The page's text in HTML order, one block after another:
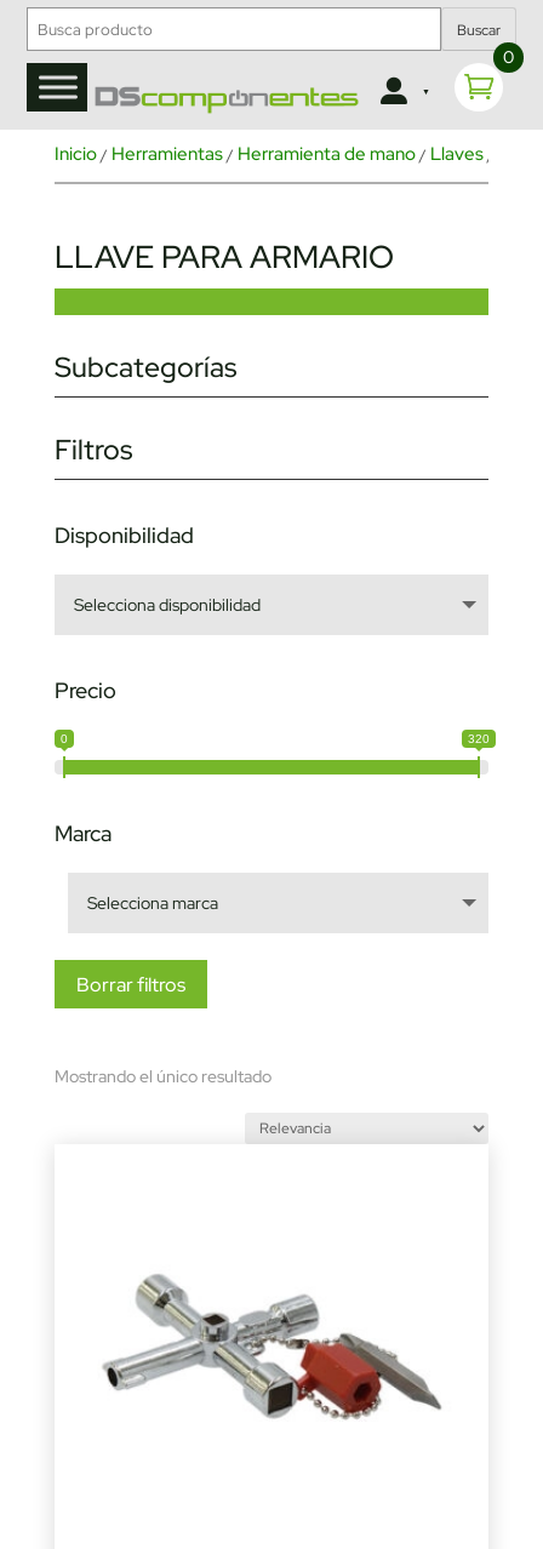
Buscar
0
Inicio/ Herramientas/ Herramienta de mano/ Llaves/ Llave
LLAVE PARA ARMARIO
Subcategorías
Filtros
Disponibilidad
Precio
0 320
Marca
Borrar filtros
Mostrando el único resultado